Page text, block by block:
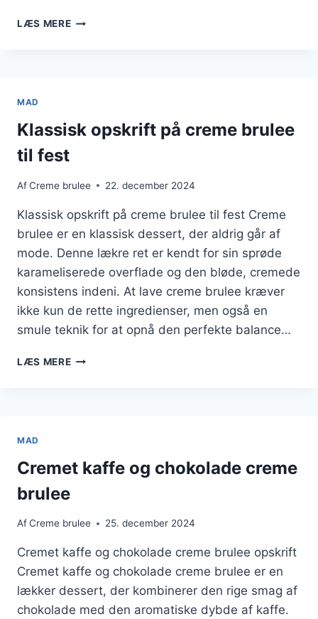
LÆS MEREFORFRISKENDE
MAD
Klassisk opskrift på creme brulee
til fest
AfCreme brulee 22. december 2024
Klassisk opskrift på creme brulee til fest Creme
brulee er en klassisk dessert, der aldrig går af
mode. Denne lækre ret er kendt for sin sprøde
karameliserede overflade og den bløde, cremede
konsistens indeni. At lave creme brulee kræver
ikke kun de rette ingredienser, men også en
smule teknik for at opnå den perfekte balance…
LÆS MEREKLASSISK
MAD
Cremet kaffe og chokolade creme
brulee
AfCreme brulee 25. december 2024
Cremet kaffe og chokolade creme brulee opskrift
Cremet kaffe og chokolade creme brulee er en
lækker dessert, der kombinerer den rige smag af
chokolade med den aromatiske dybde af kaffe.